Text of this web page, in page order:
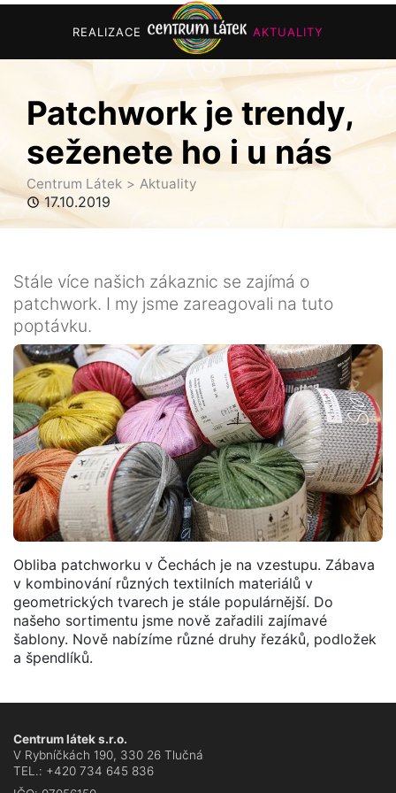
REALIZACE AKTUALITY
Patchwork je trendy,
seženete ho i u nás
Centrum Látek Aktuality
17.10.2019
Stále více našich zákaznic se zajímá o
patchwork. I my jsme zareagovali na tuto
poptávku.
Obliba patchworku v Čechách je na vzestupu. Zábava
v kombinování různých textilních materiálů v
geometrických tvarech je stále populárnější. Do
našeho sortimentu jsme nově zařadili zajímavé
šablony. Nově nabízíme různé druhy řezáků, podložek
a špendlíků.
Centrum látek s.r.o.
V Rybníčkách 190, 330 26 Tlučná
TEL.: +420 734 645 836